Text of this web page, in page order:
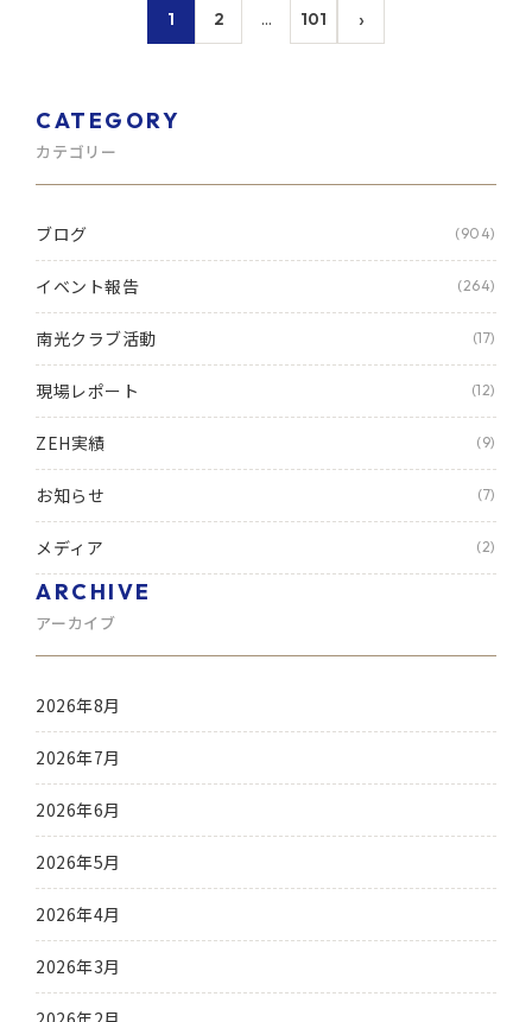
1 2 … 101 ›
CATEGORY
カテゴリー
ブログ (904)
イベント報告 (264)
南光クラブ活動 (17)
現場レポート (12)
ZEH実績 (9)
お知らせ (7)
メディア (2)
ARCHIVE
アーカイブ
2026年8月
2026年7月
2026年6月
2026年5月
2026年4月
2026年3月